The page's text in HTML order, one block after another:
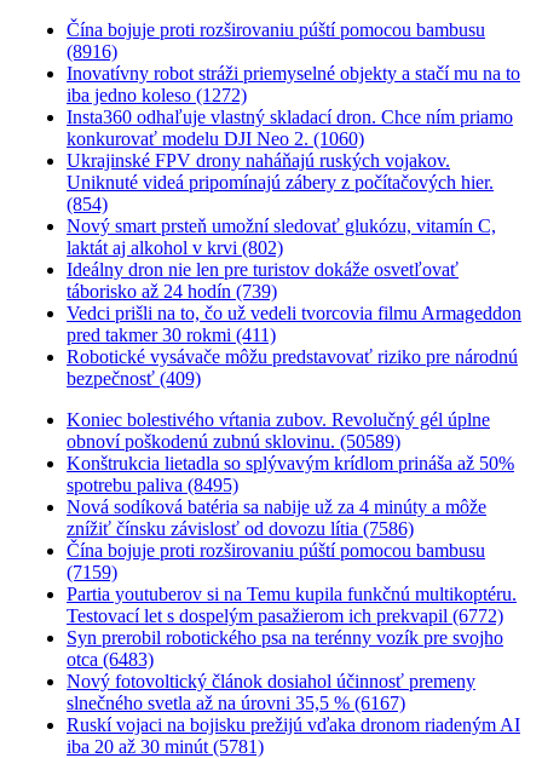
Čína bojuje proti rozširovaniu púští pomocou bambusu
(8916)
Inovatívny robot stráži priemyselné objekty a stačí mu na to
iba jedno koleso (1272)
Insta360 odhaľuje vlastný skladací dron. Chce ním priamo
konkurovať modelu DJI Neo 2. (1060)
Ukrajinské FPV drony naháňajú ruských vojakov.
Uniknuté videá pripomínajú zábery z počítačových hier.
(854)
Nový smart prsteň umožní sledovať glukózu, vitamín C,
laktát aj alkohol v krvi (802)
Ideálny dron nie len pre turistov dokáže osvetľovať
táborisko až 24 hodín (739)
Vedci prišli na to, čo už vedeli tvorcovia filmu Armageddon
pred takmer 30 rokmi (411)
Robotické vysávače môžu predstavovať riziko pre národnú
bezpečnosť (409)
Koniec bolestivého vŕtania zubov. Revolučný gél úplne
obnoví poškodenú zubnú sklovinu. (50589)
Konštrukcia lietadla so splývavým krídlom prináša až 50%
spotrebu paliva (8495)
Nová sodíková batéria sa nabije už za 4 minúty a môže
znížiť čínsku závislosť od dovozu lítia (7586)
Čína bojuje proti rozširovaniu púští pomocou bambusu
(7159)
Partia youtuberov si na Temu kupila funkčnú multikoptéru.
Testovací let s dospelým pasažierom ich prekvapil (6772)
Syn prerobil robotického psa na terénny vozík pre svojho
otca (6483)
Nový fotovoltický článok dosiahol účinnosť premeny
slnečného svetla až na úrovni 35,5 % (6167)
Ruskí vojaci na bojisku prežijú vďaka dronom riadeným AI
iba 20 až 30 minút (5781)